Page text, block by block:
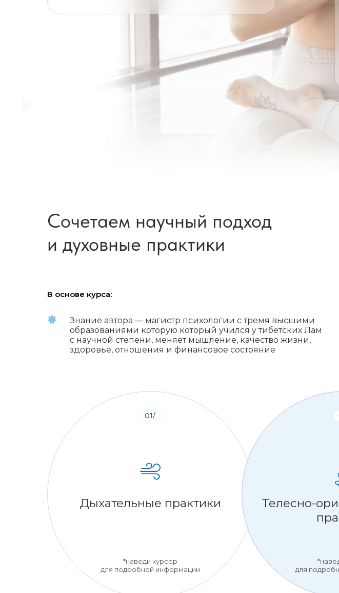
В основе курса:
Знание автора — магистр психологии с тремя высшими
образованиями которую который учился у тибетских Лам
с научной степени, меняет мышление, качество жизни,
здоровье, отношения и финансовое состояние
01/
*наведи курсор
для подробной информации
Дыхательные практики
Телесно-
Сочетаем научный подход
и духовные практики
для